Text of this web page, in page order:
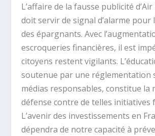
L’affaire de la fausse publicité
doit servir de signal d’alarme pour
des épargnants. Avec
escroqueries financières, il est
citoyens restent vigilants.
soutenue par une réglementation
médias responsables, constitue la
défense contre de telles initiatives
L’avenir des investissements en
dépendra de notre capacité à